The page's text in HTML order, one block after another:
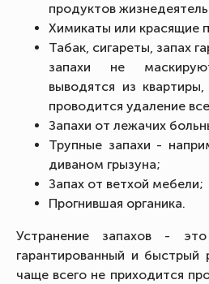
продуктов
Химикаты или красящие
Табак, сигареты, запах
запахи не
выводятся из
проводится удаление
Запахи от лежачих
Трупные запахи -
диваном грызуна;
Запах от ветхой мебели;
Прогнившая органика.
Устранение запахов -
гарантированный и быстрый
чаще всего не приходится